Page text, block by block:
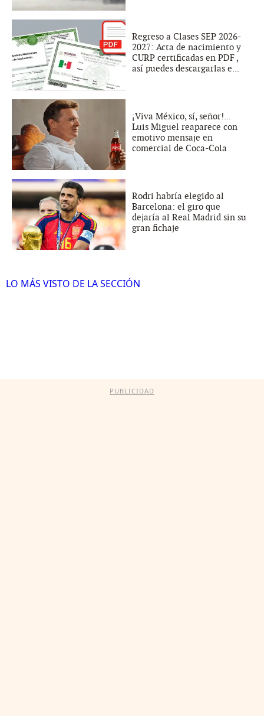
Regreso a Clases SEP 2026-
2027: Acta de nacimiento y
CURP certificadas en PDF ,
así puedes descargarlas e...
¡Viva México, sí, señor!...
Luis Miguel reaparece con
emotivo mensaje en
comercial de Coca-Cola
Rodri habría elegido al
Barcelona: el giro que
dejaría al Real Madrid sin su
gran fichaje
LO MÁS VISTO DE LA SECCIÓN
PUBLICIDAD